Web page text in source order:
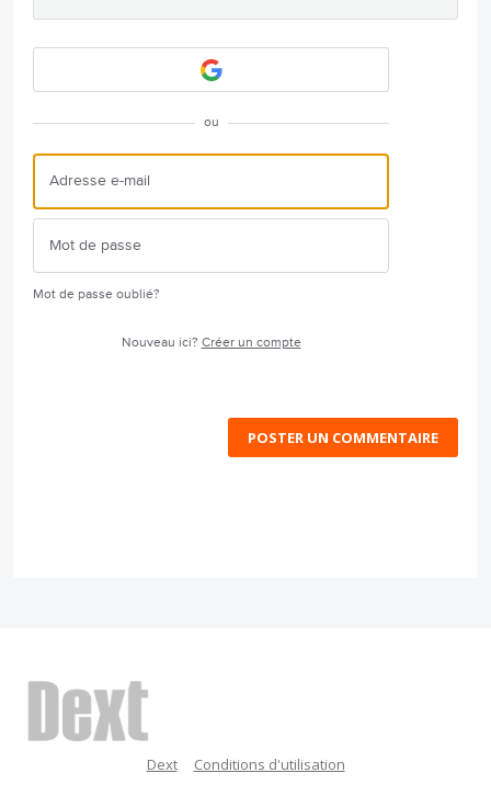
ou
Mot de passe oublié?
Nouveau ici? Créer un compte
POSTER UN COMMENTAIRE
Dext Conditions d'utilisation